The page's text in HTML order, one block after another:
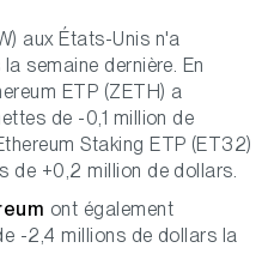
aux États-Unis n'a
semaine dernière. En
ETP (ZETH) a
de -0,1 million de
Staking ETP (ET32)
de +0,2 million de dollars.
ont également
-2,4 millions de dollars la